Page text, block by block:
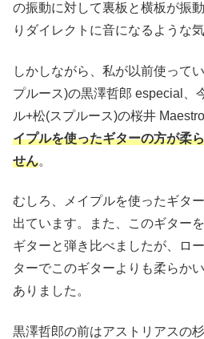
の振動に対して裏板と横板が振
りダイレクトに音になるような気
しかしながら、私が以前使って
プルース)の黒澤哲郎 especial、
ル+松(スプルース)の桜井
イプルを使ったギターの方が柔
せん。
むしろ、メイプルを使ったギタ
出ています。また、このギター
ギターと弾き比べましたが、ロ
ターでこのギターよりも柔らか
ありました。
黒澤哲郎の前はアストリアスの